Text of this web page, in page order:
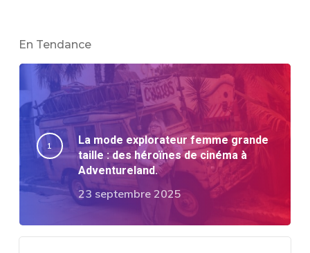
En Tendance
La mode explorateur femme grande
taille : des héroïnes de cinéma à
Adventureland.
23 septembre 2025